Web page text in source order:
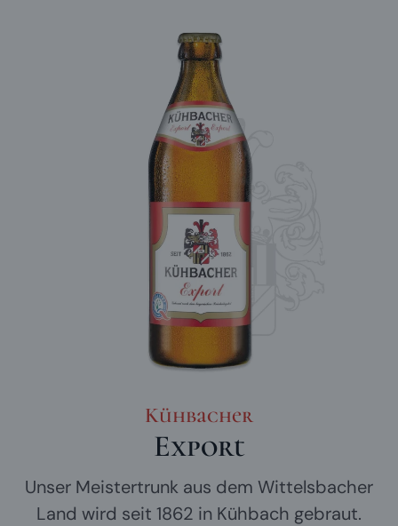
Kühbacher
Export
Unser Meistertrunk aus dem Wittelsbacher
Land wird seit 1862 in Kühbach gebraut.